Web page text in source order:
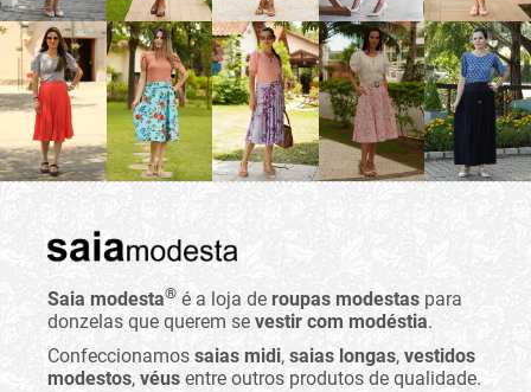
Saia modesta® é a loja de roupas modestas para
donzelas que querem se vestir com modéstia.
Confeccionamos saias midi, saias longas, vestidos
modestos, véus entre outros produtos de qualidade.